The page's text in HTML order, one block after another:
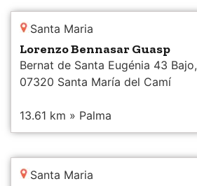
Santa Maria
Lorenzo Bennasar Guasp
Bernat de Santa Eugénia 43 Bajo,
07320 Santa María del Camí
13.61 km » Palma
Santa Maria